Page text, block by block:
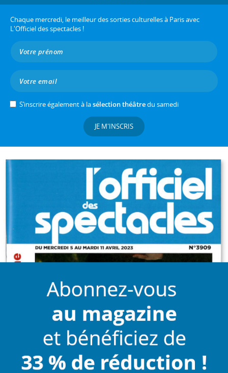
Chaque mercredi, le meilleur des sorties culturelles à Paris avec
L'Officiel des spectacles !
S’inscrire également à lasélection théâtredu samedi
JE M'INSCRIS